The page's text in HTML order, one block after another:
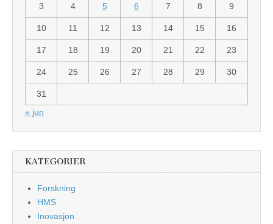
3 4 5 6 7 8 9
10 11 12 13 14 15 16
17 18 19 20 21 22 23
24 25 26 27 28 29 30
31
« jun
KATEGORIER
Forskning
HMS
Inovasjon